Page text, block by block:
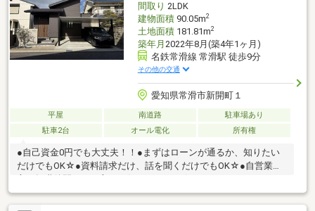
間取り 2LDK
建物面積90.05m2
土地面積181.81m2
築年月 2022年8月(築4年1ヶ月)
名鉄常滑線 常滑駅 徒歩9分
その他の交通
愛知県常滑市新開町１
平屋 南道路
駐車場あり
駐車2台
オール電化 所有権
●自己資金0円でも大丈夫！！●まずはローンが通るか、知りたい
だけでもOK☆●資料請求だけ、話を聞くだけでもOK☆●自営業の
方、転職後間もない方もお任せください☆